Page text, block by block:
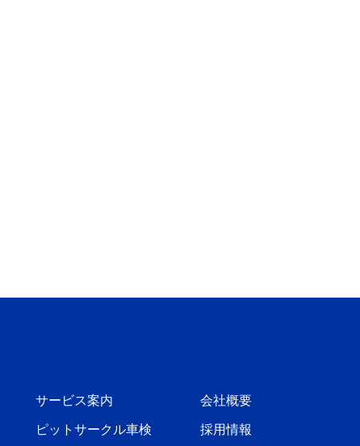
サービス案内
ピットサークル車検
会社概要
採用情報